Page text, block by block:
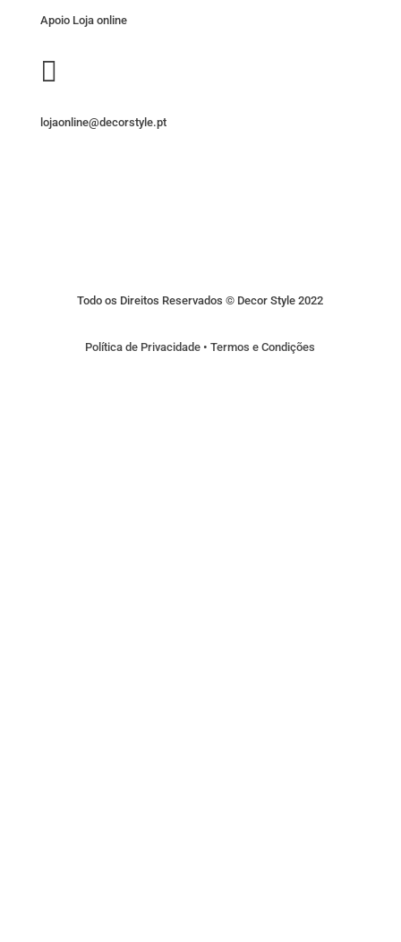
Apoio Loja online

lojaonline@decorstyle.pt
Todo os Direitos Reservados © Decor Style 2022
Política de Privacidade •Termos e Condições